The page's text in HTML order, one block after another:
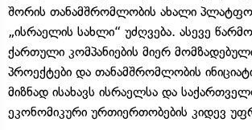
შორის თანამშრომლობის ახალი
„ისრაელის სახლი“ უძღვება. ასევე
ქართული კომპანიების მიერ
პროექტები და თანამშრომლობის
მიზნად ისახავს ისრაელსა და
ეკონომიკური ურთიერთობების კიდევ